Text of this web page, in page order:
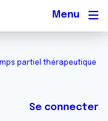
partiel thérapeutique
Se connecter